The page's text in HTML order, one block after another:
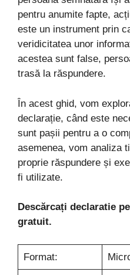
pentru anumite fapte,
este un instrument prin
veridicitatea unor
acestea sunt false,
trasă la răspundere.
În acest ghid, vom
declarație, când este
sunt pașii pentru a o
asemenea, vom analiza
proprie răspundere și
fi utilizate.
Descărcați declaratie
gratuit.
Format: